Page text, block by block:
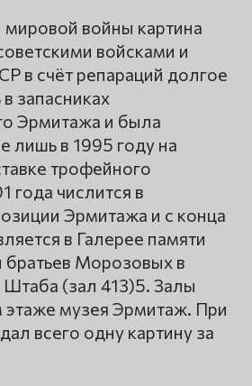
войны картина
войсками и
в счёт репараций долгое
запасниках
Эрмитажа и была
лишь в 1995 году на
трофейного
года числится в
Эрмитажа и с конца
в Галерее памяти
Морозовых в
Штаба (зал 413)5. Залы
этаже музея Эрмитаж. При
всего одну картину за